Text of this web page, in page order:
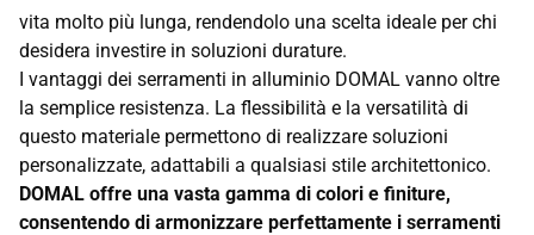
vita molto più lunga, rendendolo una scelta ideale per chi
desidera investire in soluzioni durature.
I vantaggi dei serramenti in alluminio DOMAL vanno oltre
la semplice resistenza. La flessibilità e la versatilità di
questo materiale permettono di realizzare soluzioni
personalizzate, adattabili a qualsiasi stile architettonico.
DOMAL offre una vasta gamma di colori e finiture,
consentendo di armonizzare perfettamente i serramenti